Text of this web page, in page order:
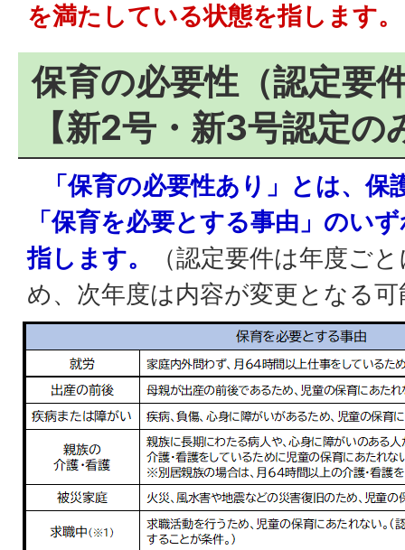
を満たしている状態を指します。
保育の必要性（認定要
【新2号・新3号認定の
「保育の必要性あり」とは、保
「保育を必要とする事由」のい
指します。
（認定要件は年度ご
め、次年度は内容が変更となる